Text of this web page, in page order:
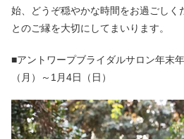
始、どうぞ穏やかな時間をお過ごしく
とのご縁を大切にしてまいります。
■アントワープブライダルサロン年末
（月）～1月4日（日）